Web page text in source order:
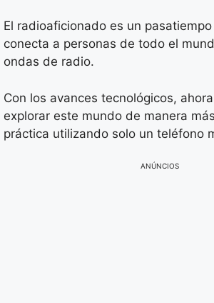
El radioaficionado es un
conecta a personas de todo el
ondas de radio.
Con los avances tecnológicos,
explorar este mundo de manera
práctica utilizando solo un teléfono
ANÚNCIOS